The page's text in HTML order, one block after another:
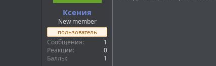
Ксения
New member
пользователь
Сообщения
1
Реакции
0
Баллы
1